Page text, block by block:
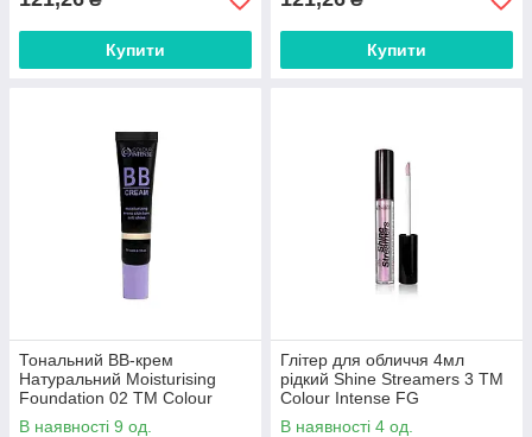
Купити Купити
Тональний BB-крем
Натуральний Moisturising
Foundation 02 ТМ Colour
Intense FG
В наявності 9 од.
Глітер для обличчя 4мл
рідкий Shine Streamers 3 ТМ
Colour Intense FG
В наявності 4 од.